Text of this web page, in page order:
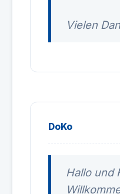
Vielen
DoKo
Hallo und